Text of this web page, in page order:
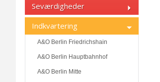
Seværdigheder
Indkvartering
A&O Berlin Friedrichshain
A&O Berlin Hauptbahnhof
A&O Berlin Mitte